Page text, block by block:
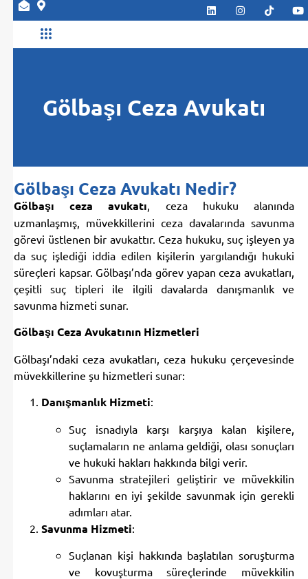
Gölbaşı Ceza Avukatı
Gölbaşı Ceza Avukatı Nedir?
Gölbaşı ceza avukatı, ceza hukuku alanında
uzmanlaşmış, müvekkillerini ceza davalarında savunma
görevi üstlenen bir avukattır. Ceza hukuku, suç işleyen ya
da suç işlediği iddia edilen kişilerin yargılandığı hukuki
süreçleri kapsar. Gölbaşı’nda görev yapan ceza avukatları,
çeşitli suç tipleri ile ilgili davalarda danışmanlık ve
savunma hizmeti sunar.
Gölbaşı Ceza Avukatının Hizmetleri
Gölbaşı’ndaki ceza avukatları, ceza hukuku çerçevesinde
müvekkillerine şu hizmetleri sunar:
Danışmanlık Hizmeti:
Suç isnadıyla karşı karşıya kalan kişilere,
suçlamaların ne anlama geldiği, olası sonuçları
ve hukuki hakları hakkında bilgi verir.
Savunma stratejileri geliştirir ve müvekkilin
haklarını en iyi şekilde savunmak için gerekli
adımları atar.
Savunma Hizmeti:
Suçlanan kişi hakkında başlatılan soruşturma
ve kovuşturma süreçlerinde müvekkilin